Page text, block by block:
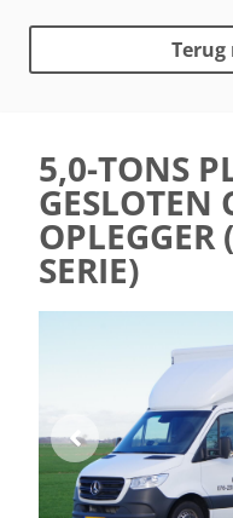
5,0-TONS
GESLOTEN
OPLEGGER
SERIE)